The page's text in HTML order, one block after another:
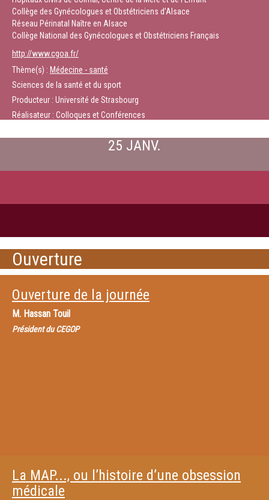
Collège des Gynécologues et Obstétriciens d’Alsace
Réseau Périnatal Naître en Alsace
Collège National des Gynécologues et Obstétriciens Français
http://www.cgoa.fr/
Thème(s) : Médecine - santé
Sciences de la santé et du sport
Producteur : Université de Strasbourg
Réalisateur : Colloques et Conférences
25 JANV.
Ouverture
Ouverture de la journée
M. Hassan Touil
Président du CEGOP
La MAP..., ou l’histoire d’une obsession
médicale